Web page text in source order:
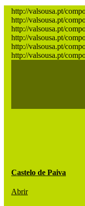
http://valsousa.pt/
http://valsousa.pt/
http://valsousa.pt/
http://valsousa.pt/
http://valsousa.pt/
http://valsousa.pt/
Castelo de Paiva
Abrir